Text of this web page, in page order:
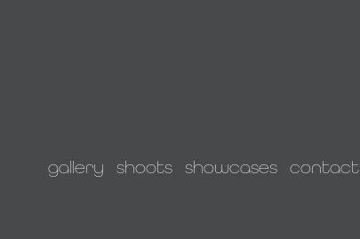
gallery shoots showcases contact